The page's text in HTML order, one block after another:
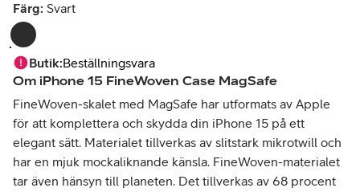
Färg: Svart
Butik:Beställningsvara
Om iPhone 15 FineWoven Case MagSafe
FineWoven-skalet med MagSafe har utformats av Apple
för att komplettera och skydda din iPhone 15 på ett
elegant sätt. Materialet tillverkas av slitstark mikrotwill och
har en mjuk mockaliknande känsla. FineWoven-materialet
tar även hänsyn till planeten. Det tillverkas av 68 procent